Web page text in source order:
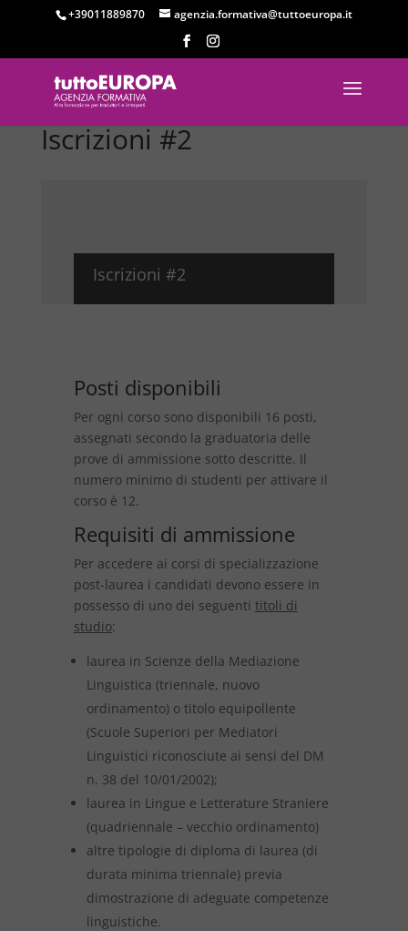
+39011889870 agenzia.formativa@tuttoeuropa.it
Iscrizioni #2
Iscrizioni #2
Posti disponibili
Per ogni corso sono disponibili 16 posti,
assegnati secondo la graduatoria delle
prove di ammissione sotto descritte. Il
numero minimo di studenti per attivare il
corso è 12.
Requisiti di ammissione
Per accedere ai corsi di specializzazione
post-laurea i candidati devono essere in
possesso di uno dei seguenti titoli di
studio:
laurea in Scienze della Mediazione
Linguistica (triennale, nuovo
ordinamento) o titolo equipollente
(Scuole Superiori per Mediatori
Linguistici riconosciute ai sensi del DM
n. 38 del 10/01/2002);
laurea in Lingue e Letterature Straniere
(quadriennale – vecchio ordinamento)
altre tipologie di diploma di laurea (di
durata minima triennale) previa
dimostrazione di adeguate competenze
linguistiche.